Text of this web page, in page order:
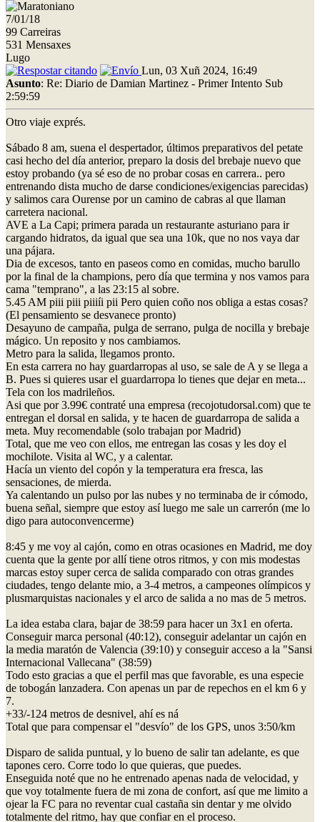
7/01/18
99 Carreiras
531 Mensaxes
Lugo
Lun, 03 Xuñ 2024, 16:49
Asunto: Re: Diario de Damian Martinez - Primer Intento Sub
2:59:59
Otro viaje exprés.
Sábado 8 am, suena el despertador, últimos preparativos del petate
casi hecho del día anterior, preparo la dosis del brebaje nuevo que
estoy probando (ya sé eso de no probar cosas en carrera.. pero
entrenando dista mucho de darse condiciones/exigencias parecidas)
y salimos cara Ourense por un camino de cabras al que llaman
carretera nacional.
AVE a La Capi; primera parada un restaurante asturiano para ir
cargando hidratos, da igual que sea una 10k, que no nos vaya dar
una pájara.
Dia de excesos, tanto en paseos como en comidas, mucho barullo
por la final de la champions, pero día que termina y nos vamos para
cama "temprano", a las 23:15 al sobre.
5.45 AM piii piii piiiíi pii Pero quien coño nos obliga a estas cosas?
(El pensamiento se desvanece pronto)
Desayuno de campaña, pulga de serrano, pulga de nocilla y brebaje
mágico. Un reposito y nos cambiamos.
Metro para la salida, llegamos pronto.
En esta carrera no hay guardarropas al uso, se sale de A y se llega a
B. Pues si quieres usar el guardarropa lo tienes que dejar en meta...
Tela con los madrileños.
Asi que por 3.99€ contraté una empresa (recojotudorsal.com) que te
entregan el dorsal en salida, y te hacen de guardarropa de salida a
meta. Muy recomendable (solo trabajan por Madrid)
Total, que me veo con ellos, me entregan las cosas y les doy el
mochilote. Visita al WC, y a calentar.
Hacía un viento del copón y la temperatura era fresca, las
sensaciones, de mierda.
Ya calentando un pulso por las nubes y no terminaba de ir cómodo,
buena señal, siempre que estoy así luego me sale un carrerón (me lo
digo para autoconvencerme)
8:45 y me voy al cajón, como en otras ocasiones en Madrid, me doy
cuenta que la gente por allí tiene otros ritmos, y con mis modestas
marcas estoy super cerca de salida comparado con otras grandes
ciudades, tengo delante mio, a 3-4 metros, a campeones olímpicos y
plusmarquistas nacionales y el arco de salida a no mas de 5 metros.
La idea estaba clara, bajar de 38:59 para hacer un 3x1 en oferta.
Conseguir marca personal (40:12), conseguir adelantar un cajón en
la media maratón de Valencia (39:10) y conseguir acceso a la "Sansi
Internacional Vallecana" (38:59)
Todo esto gracias a que el perfil mas que favorable, es una especie
de tobogán lanzadera. Con apenas un par de repechos en el km 6 y
7.
+33/-124 metros de desnivel, ahí es ná
Total que para compensar el "desvío" de los GPS, unos 3:50/km
Disparo de salida puntual, y lo bueno de salir tan adelante, es que
tapones cero. Corre todo lo que quieras, que puedes.
Enseguida noté que no he entrenado apenas nada de velocidad, y
que voy totalmente fuera de mi zona de confort, así que me limito a
ojear la FC para no reventar cual castaña sin dentar y me olvido
totalmente del ritmo, hay que confiar en el proceso.